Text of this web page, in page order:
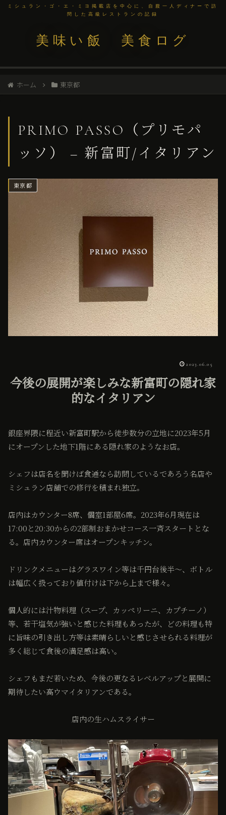
ミシュラン・ゴ・エ・ミヨ掲載店を中心に、自腹一人ディナーで訪
問した高級レストランの記録
美味い飯 美食ログ
ホーム 東京都
PRIMO PASSO（プリモパ
ッソ） – 新富町/イタリアン
東京都
2023.06.05
今後の展開が楽しみな新富町の隠れ家
的なイタリアン
銀座界隈に程近い新富町駅から徒歩数分の立地に2023年5月
にオープンした地下1階にある隠れ家のようなお店。
シェフは店名を聞けば食通なら訪問しているであろう名店や
ミシュラン店舗での修行を積まれ独立。
店内はカウンター8席、個室1部屋6席。2023年6月現在は
17:00と20:30からの2部制おまかせコース一斉スタートとな
る。店内カウンター席はオープンキッチン。
ドリンクメニューはグラスワイン等は千円台後半〜、ボトル
は幅広く扱っており値付けは下から上まで様々。
個人的には汁物料理（スープ、カッペリーニ、カプチーノ）
等、若干塩気が強いと感じた料理もあったが、どの料理も特
に旨味の引き出し方等は素晴らしいと感じさせられる料理が
多く総じて食後の満足感は高い。
シェフもまだ若いため、今後の更なるレベルアップと展開に
期待したい高ウマイタリアンである。
店内の生ハムスライサー